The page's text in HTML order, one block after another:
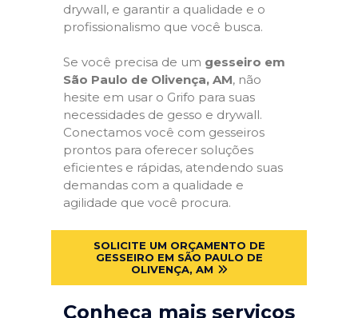
drywall, e garantir a qualidade e o
profissionalismo que você busca.
Se você precisa de um gesseiro em
São Paulo de Olivença, AM, não
hesite em usar o Grifo para suas
necessidades de gesso e drywall.
Conectamos você com gesseiros
prontos para oferecer soluções
eficientes e rápidas, atendendo suas
demandas com a qualidade e
agilidade que você procura.
SOLICITE UM ORÇAMENTO DE
GESSEIRO EM SÃO PAULO DE
OLIVENÇA, AM
Conheça mais serviços